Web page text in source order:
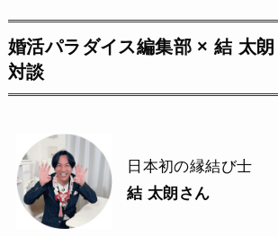
婚活パラダイス編集部 × 結 太
対談
日本初の縁結び士
結 太朗 さん